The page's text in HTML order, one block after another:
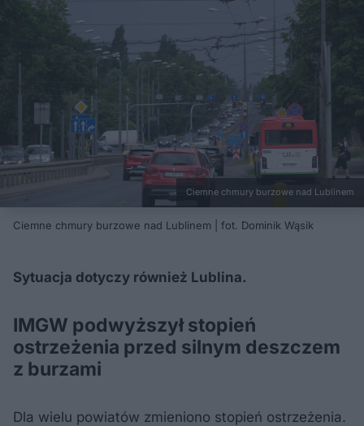
Ciemne chmury burzowe nad Lublinem
Ciemne chmury burzowe nad Lublinem | fot. Dominik Wąsik
Sytuacja dotyczy również Lublina.
IMGW podwyższył stopień
ostrzeżenia przed silnym deszczem
z burzami
Dla wielu powiatów zmieniono stopień ostrzeżenia.